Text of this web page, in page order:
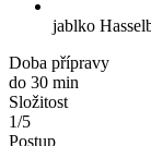
jablko
Doba přípravy
do 30 min
Složitost
1/5
Postup